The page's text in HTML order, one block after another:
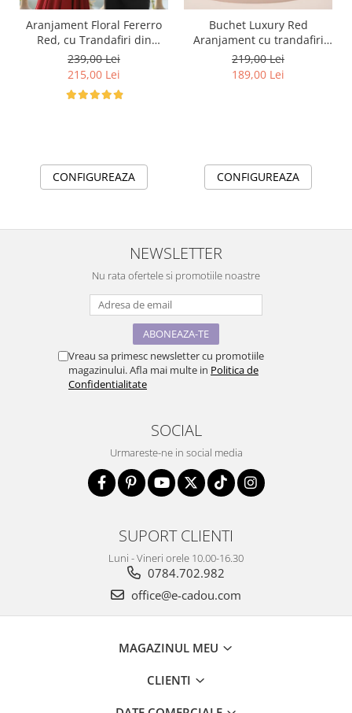
Aranjament Floral Fererro
Red, cu Trandafiri din
sapun EC45-29
239,00 Lei
215,00 Lei
CONFIGUREAZA
Buchet Luxury Red
Aranjament cu trandafiri
din sapun si praline de
ciocolata Ferrero Rocher
219,00 Lei
189,00 Lei
CONFIGUREAZA
NEWSLETTER
Nu rata ofertele si promotiile noastre
Vreau sa primesc newsletter cu promotiile
magazinului. Afla mai multe in Politica de
Confidentialitate
SOCIAL
Urmareste-ne in social media
SUPORT CLIENTI
Luni - Vineri orele 10.00-16.30
0784.702.982
office@e-cadou.com
MAGAZINUL MEU
CLIENTI